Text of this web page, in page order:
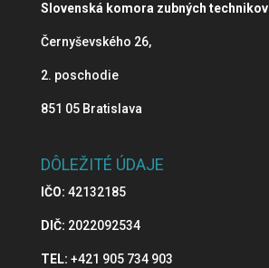
Slovenská komora zubných technikov
Černyševského 26,
2. poschodie
851 05 Bratislava
DÔLEŽITÉ ÚDAJE
IČO: 42132185
DIČ: 2022092534
TEL: +421 905 734 903